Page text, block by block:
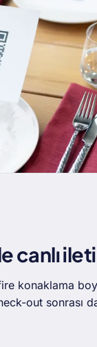
canlı
konaklama
out sonrası